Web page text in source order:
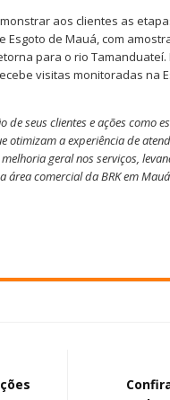
aos clientes as
Esgoto de Mauá, com
para o rio
visitas monitoradas na
de seus clientes e ações como
otimizam a experiência de
geral nos serviços,
comercial da BRK em